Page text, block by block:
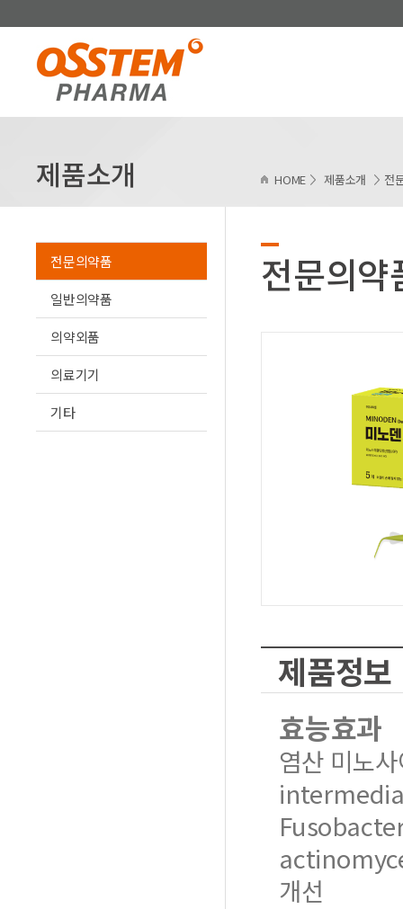
HOME 제품소개 전
제품소개
전문의약품
일반의약품
의약외품
의료기기
기타
전문의약
제품정보
효능효과
염산 미노
개선